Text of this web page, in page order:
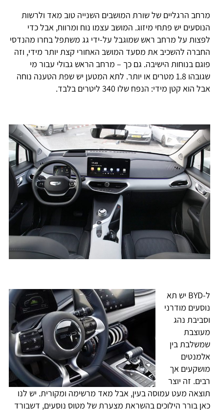
מרחב הרגליים של שורת המושבים השנייה טוב מאד ולרשות
הנוסעים יש פתחי מיזוג. המושב עצמו נוח ומרווח, אבל כדי
לפצות על מרחב ראש שמוגבל על-ידי גג משתפל בחרו מהנדסי
החברה להשכיב את מסעד המושב האחורי קצת יותר מידי, וזה
פוגם בנוחות הישיבה. גם כך – מרחב הראש גבולי עבור מי
שגובהו 1.8 מטרים או יותר. לתא המטען יש שפת הטענה נוחה
אבל הוא קטן מידי: הנפח שלו 340 ליטרים בלבד.
ל-BYD יש תא
נוסעים מודרני
וסביבת נהג
מעוצבת
שמשלבת בין
אלמנטים
מושקעים אך
רבים. זה יוצר
תוצאה מעט עמוסה בעין, אבל מאד מרשימה ומקורית. יש לנו
כאן בורר הילוכים בהשראת מצערת של מטוס נוסעים, דשבורד